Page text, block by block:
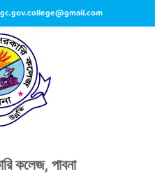
কলেজ, পাবনা